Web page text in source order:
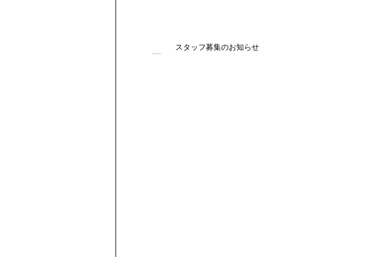
スタッフ募集のお知らせ